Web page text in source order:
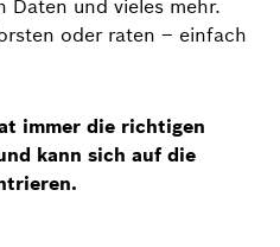
Daten und vieles mehr.
oder raten – einfach
immer die richtigen
kann sich auf die